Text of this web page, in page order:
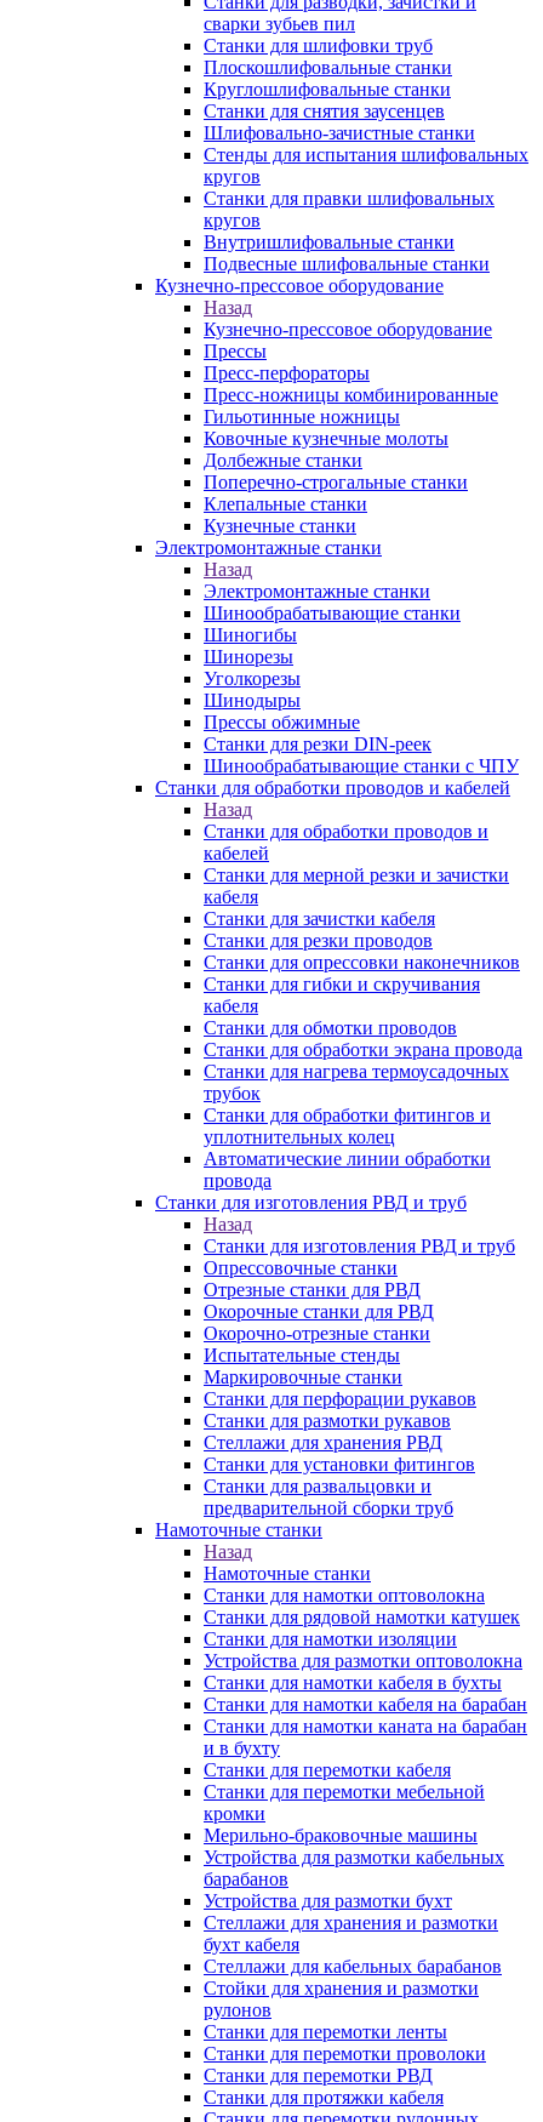
сварки зубьев пил
Станки для шлифовки труб
Плоскошлифовальные станки
Круглошлифовальные станки
Станки для снятия заусенцев
Шлифовально-зачистные станки
Стенды для испытания шлифовальных
кругов
Станки для правки шлифовальных
кругов
Внутришлифовальные станки
Подвесные шлифовальные станки
Кузнечно-прессовое оборудование
Назад
Кузнечно-прессовое оборудование
Прессы
Пресс-перфораторы
Пресс-ножницы комбинированные
Гильотинные ножницы
Ковочные кузнечные молоты
Долбежные станки
Поперечно-строгальные станки
Клепальные станки
Кузнечные станки
Электромонтажные станки
Назад
Электромонтажные станки
Шинообрабатывающие станки
Шиногибы
Шинорезы
Уголкорезы
Шинодыры
Прессы обжимные
Станки для резки DIN-реек
Шинообрабатывающие станки с ЧПУ
Станки для обработки проводов и кабелей
Назад
Станки для обработки проводов и
кабелей
Станки для мерной резки и зачистки
кабеля
Станки для зачистки кабеля
Станки для резки проводов
Станки для опрессовки наконечников
Станки для гибки и скручивания
кабеля
Станки для обмотки проводов
Станки для обработки экрана провода
Станки для нагрева термоусадочных
трубок
Станки для обработки фитингов и
уплотнительных колец
Автоматические линии обработки
провода
Станки для изготовления РВД и труб
Назад
Станки для изготовления РВД и труб
Опрессовочные станки
Отрезные станки для РВД
Окорочные станки для РВД
Окорочно-отрезные станки
Испытательные стенды
Маркировочные станки
Станки для перфорации рукавов
Станки для размотки рукавов
Стеллажи для хранения РВД
Станки для установки фитингов
Станки для развальцовки и
предварительной сборки труб
Намоточные станки
Назад
Намоточные станки
Станки для намотки оптоволокна
Станки для рядовой намотки катушек
Станки для намотки изоляции
Устройства для размотки оптоволокна
Станки для намотки кабеля в бухты
Станки для намотки кабеля на барабан
Станки для намотки каната на барабан
и в бухту
Станки для перемотки кабеля
Станки для перемотки мебельной
кромки
Мерильно-браковочные машины
Устройства для размотки кабельных
барабанов
Устройства для размотки бухт
Стеллажи для хранения и размотки
бухт кабеля
Стеллажи для кабельных барабанов
Стойки для хранения и размотки
рулонов
Станки для перемотки ленты
Станки для перемотки проволоки
Станки для перемотки РВД
Станки для протяжки кабеля